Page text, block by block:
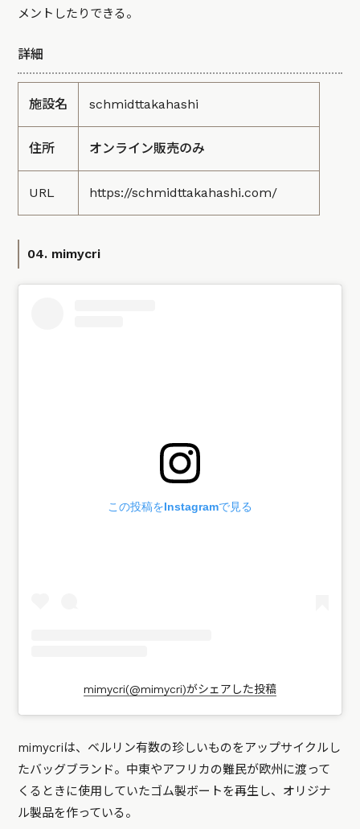
メントしたりできる。
詳細
施設名 schmidttakahashi
住所 オンライン販売のみ
URL https://schmidttakahashi.com/
04. mimycri
この投稿をInstagramで見る
mimycri(@mimycri)がシェアした投稿
mimycriは、ベルリン有数の珍しいものをアップサイクルし
たバッグブランド。中東やアフリカの難民が欧州に渡って
くるときに使用していたゴム製ボートを再生し、オリジナ
ル製品を作っている。